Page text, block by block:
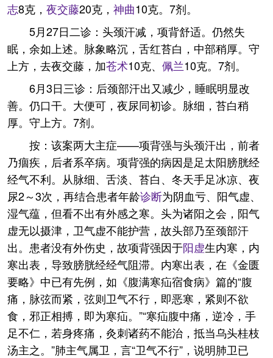
志8克， 夜交藤20克， 神曲10克。7剂。
5月27日二诊：头颈汗减，项背舒适。仍然失
眠，余如上述。脉象略沉，舌红苔白，中部稍厚。守
上方，去夜交藤，加苍术10克、 佩兰10克。7剂。
6月3日三诊：后颈部汗出又减少，睡眠明显改
善。仍口干。大便可，夜尿同初诊。脉细，苔白稍
厚。守上方。7剂。
按：该案两大主症——项背强与头颈汗出，前者
乃痼疾，后者系卒病。项背强的病因是足太阳膀胱经
经气不利。从脉细、舌淡、苔白、冬天手足冰凉、夜
尿2～3次，再结合患者年龄诊断为阴血亏、阳气虚、
湿气蕴，但看不出有外感之寒。头为诸阳之会，阳气
虚无以摄津，卫气虚不能护营，故头部乃至颈部汗
出。患者没有外伤史，故项背强因于阳虚生内寒，内
寒出表，导致膀胱经经气阻滞。内寒出表，在《金匮
要略》中已有先例，如《腹满寒疝宿食病》篇的“腹
痛，脉弦而紧，弦则卫气不行，即恶寒，紧则不欲
食，邪正相搏，即为寒疝。”“寒疝腹中痛，逆冷，手
足不仁，若身疼痛，灸刺诸药不能治，抵当乌头桂枝
汤主之。”肺主气属卫，言“卫气不行”，说明肺卫已